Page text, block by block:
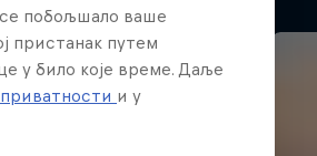
побољшало ваше
пристанак путем
у било које време. Даље
и у